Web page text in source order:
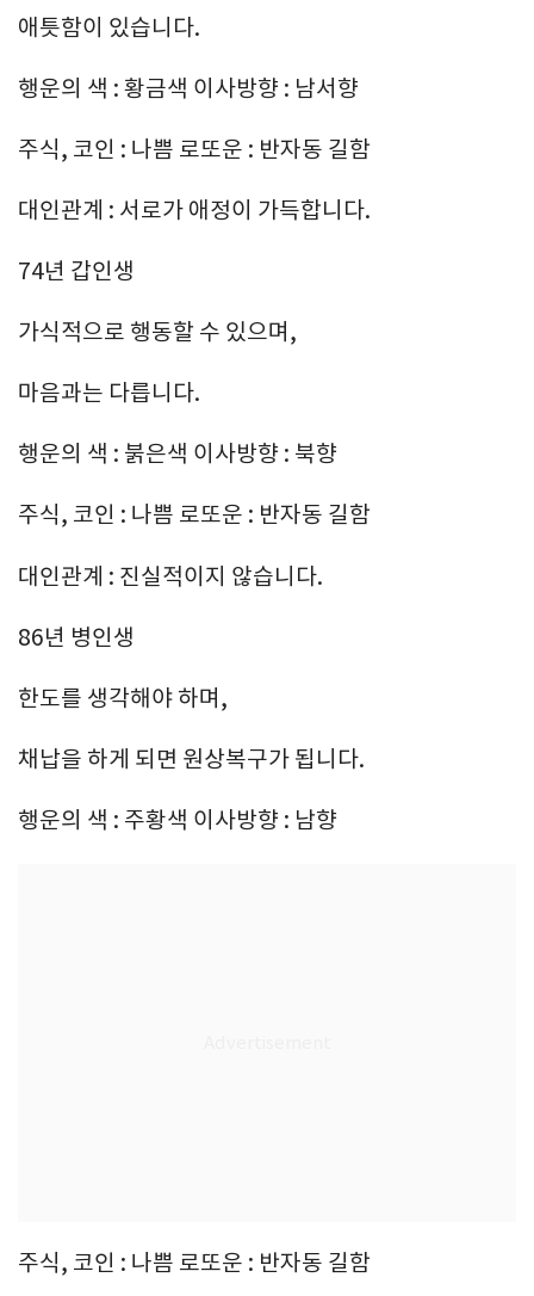
애틋함이 있습니다.
행운의 색 : 황금색 이사방향 : 남서향
주식, 코인 : 나쁨 로또운 : 반자동 길함
대인관계 : 서로가 애정이 가득합니다.
74년 갑인생
가식적으로 행동할 수 있으며,
마음과는 다릅니다.
행운의 색 : 붉은색 이사방향 : 북향
주식, 코인 : 나쁨 로또운 : 반자동 길함
대인관계 : 진실적이지 않습니다.
86년 병인생
한도를 생각해야 하며,
채납을 하게 되면 원상복구가 됩니다.
행운의 색 : 주황색 이사방향 : 남향
주식, 코인 : 나쁨 로또운 : 반자동 길함